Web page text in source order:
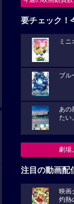
要チェック！
ミニ
ブル
あの
たい
劇場
注目の動画配
映画
灼熱